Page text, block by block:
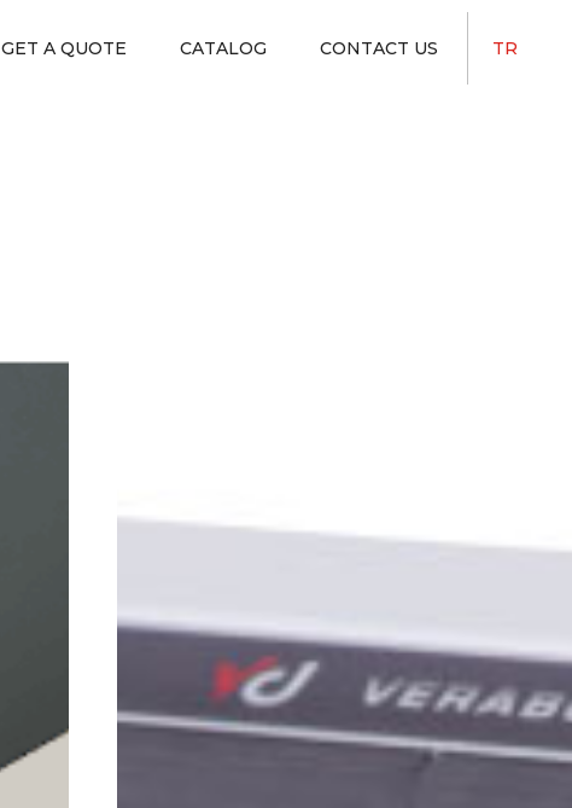
GET A QUOTE CATALOG CONTACT US TR